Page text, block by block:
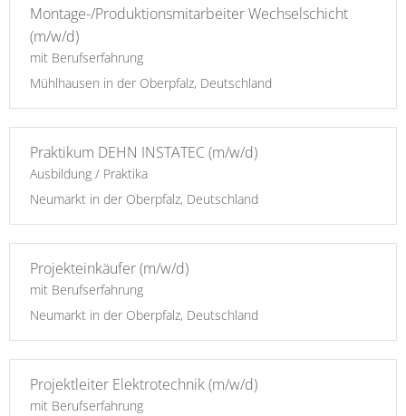
Montage-/Produktionsmitarbeiter Wechselschicht
(m/w/d)
mit Berufserfahrung
Mühlhausen in der Oberpfalz, Deutschland
Praktikum DEHN INSTATEC (m/w/d)
Ausbildung / Praktika
Neumarkt in der Oberpfalz, Deutschland
Projekteinkäufer (m/w/d)
mit Berufserfahrung
Neumarkt in der Oberpfalz, Deutschland
Projektleiter Elektrotechnik (m/w/d)
mit Berufserfahrung